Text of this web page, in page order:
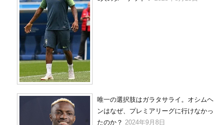
唯一の選択肢はガラタサライ。オシムヘ
ンはなぜ、プレミアリーグに行けなかっ
たのか？ 2024年9月8日